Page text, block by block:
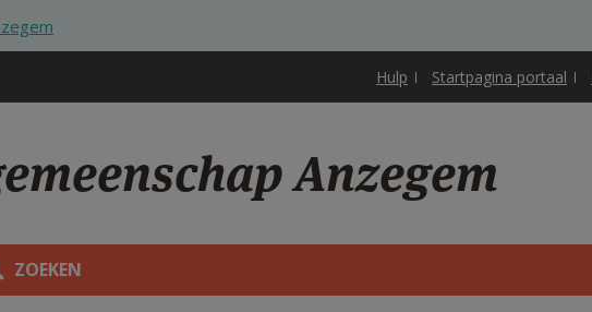
Hulp Startpagina portaal
Anzegem
ZOEKEN